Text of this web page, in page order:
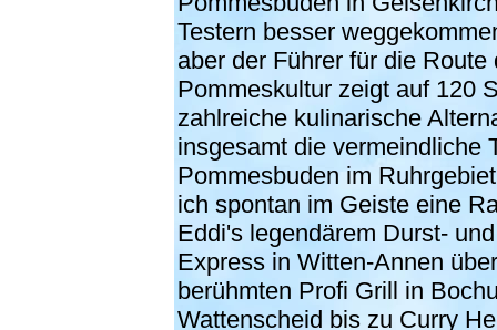
Testern besser
aber der Führer für die Route
Pommeskultur zeigt auf 120
zahlreiche kulinarische
insgesamt die vermeindliche
Pommesbuden im
ich spontan im Geiste eine
Eddi's legendärem Durst-
Express in Witten-Annen
berühmten Profi Grill in
Wattenscheid bis zu Curry